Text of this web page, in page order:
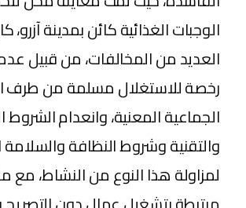
الوجبات الغذائية كائن بمدينة
العديد من المخالفات، من قبيل
رخصة للاستغلال مسلمة من طرف
الجماعية المعنية، وانعدام الشروط
والتقنية وشروط النظافة والسلامة
لمزاولة هذا النوع من النشاط، مع